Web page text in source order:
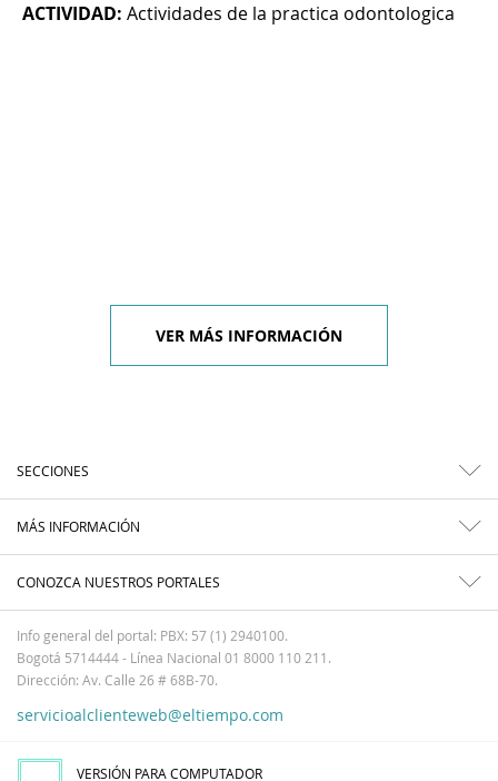
ACTIVIDAD: Actividades de la practica odontologica
VER MÁS INFORMACIÓN
SECCIONES
MÁS INFORMACIÓN
CONOZCA NUESTROS PORTALES
Info general del portal: PBX: 57 (1) 2940100.
Bogotá 5714444 - Línea Nacional 01 8000 110 211.
Dirección: Av. Calle 26 # 68B-70.
servicioalclienteweb@eltiempo.com
VERSIÓN PARA COMPUTADOR